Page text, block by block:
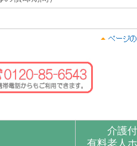
介護付
有料老人